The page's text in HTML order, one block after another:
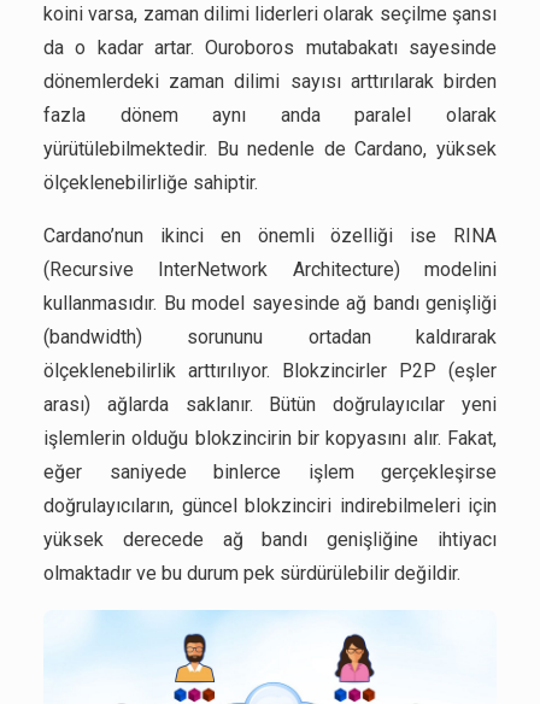
koini varsa, zaman dilimi liderleri olarak seçilme şansı
da o kadar artar. Ouroboros mutabakatı sayesinde
dönemlerdeki zaman dilimi sayısı arttırılarak birden
fazla dönem aynı anda paralel olarak
yürütülebilmektedir. Bu nedenle de Cardano, yüksek
ölçeklenebilirliğe sahiptir.
Cardano’nun ikinci en önemli özelliği ise RINA
(Recursive InterNetwork Architecture) modelini
kullanmasıdır. Bu model sayesinde ağ bandı genişliği
(bandwidth) sorununu ortadan kaldırarak
ölçeklenebilirlik arttırılıyor. Blokzincirler P2P (eşler
arası) ağlarda saklanır. Bütün doğrulayıcılar yeni
işlemlerin olduğu blokzincirin bir kopyasını alır. Fakat,
eğer saniyede binlerce işlem gerçekleşirse
doğrulayıcıların, güncel blokzinciri indirebilmeleri için
yüksek derecede ağ bandı genişliğine ihtiyacı
olmaktadır ve bu durum pek sürdürülebilir değildir.